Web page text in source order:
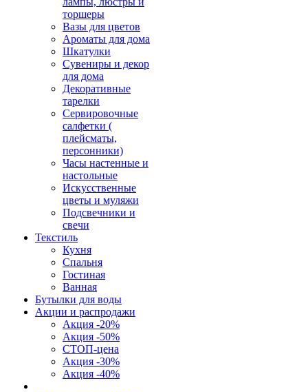
торшеры
Вазы для цветов
Ароматы для дома
Шкатулки
Сувениры и декор
для дома
Декоративные
тарелки
Сервировочные
салфетки (
плейсматы,
персонники)
Часы настенные и
настольные
Искусственные
цветы и муляжи
Подсвечники и
свечи
Текстиль
Кухня
Спальня
Гостиная
Ванная
Бутылки для воды
Акции и распродажи
Акция -20%
Акция -50%
СТОП-цена
Акция -30%
Акция -40%